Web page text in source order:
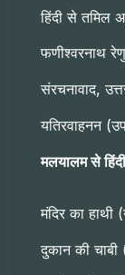
हिंदी से तमिल
फणीश्वरनाथ
संरचनावाद,
यतिरवाहनन
मलयालम से
मंदिर का हाथी
दुकान की चाबी